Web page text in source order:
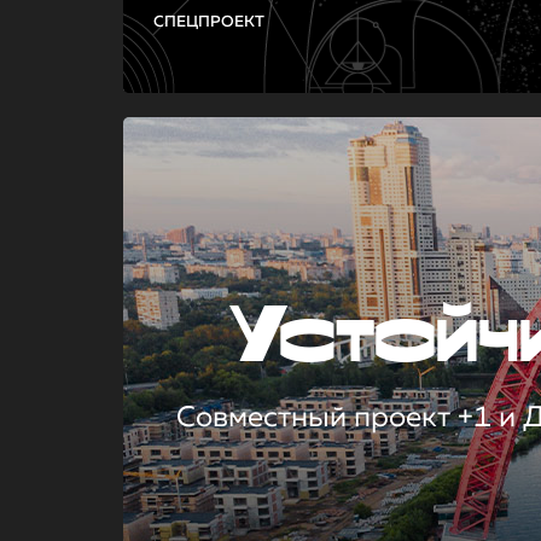
СПЕЦПРОЕКТ
Совместный проект +1 и